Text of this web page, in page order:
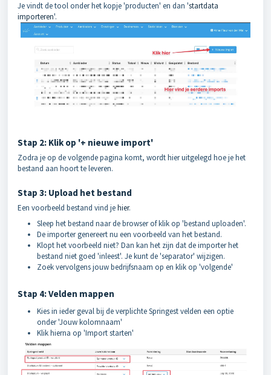
Je vindt de tool onder het kopje 'producten' en dan 'startdata
importeren'.
Stap 2: Klik op '+ nieuwe import'
Zodra je op de volgende pagina komt, wordt hier uitgelegd hoe je het
bestand aan hoort te leveren.
Stap 3: Upload het bestand
Een voorbeeld bestand vind jehier.
Sleep het bestand naar de browser of klik op 'bestand uploaden'.
De importer genereert nu een voorbeeld van het bestand.
Klopt het voorbeeld niet? Dan kan het zijn dat de importer het
bestand niet goed 'inleest'. Je kunt de 'separator' wijzigen.
Zoek vervolgens jouw bedrijfsnaam op en klik op 'volgende'
Stap 4: Velden mappen
Kies in ieder geval bij de verplichte Springest velden een optie
onder 'Jouw kolomnaam'
Klik hierna op 'Import starten'